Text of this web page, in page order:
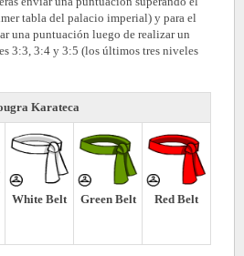
tabla del palacio imperial) y para el
una puntuación luego de realizar un
3:3, 3:4 y 3:5 (los últimos tres niveles
Karateca
White Belt Green Belt Red Belt